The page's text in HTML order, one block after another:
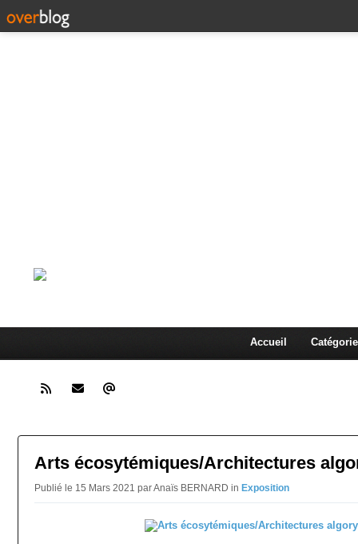
Accueil
Arts écosytémiques/Architectures
Publié le 15 Mars 2021 par Anaïs BERNARD in Exposition